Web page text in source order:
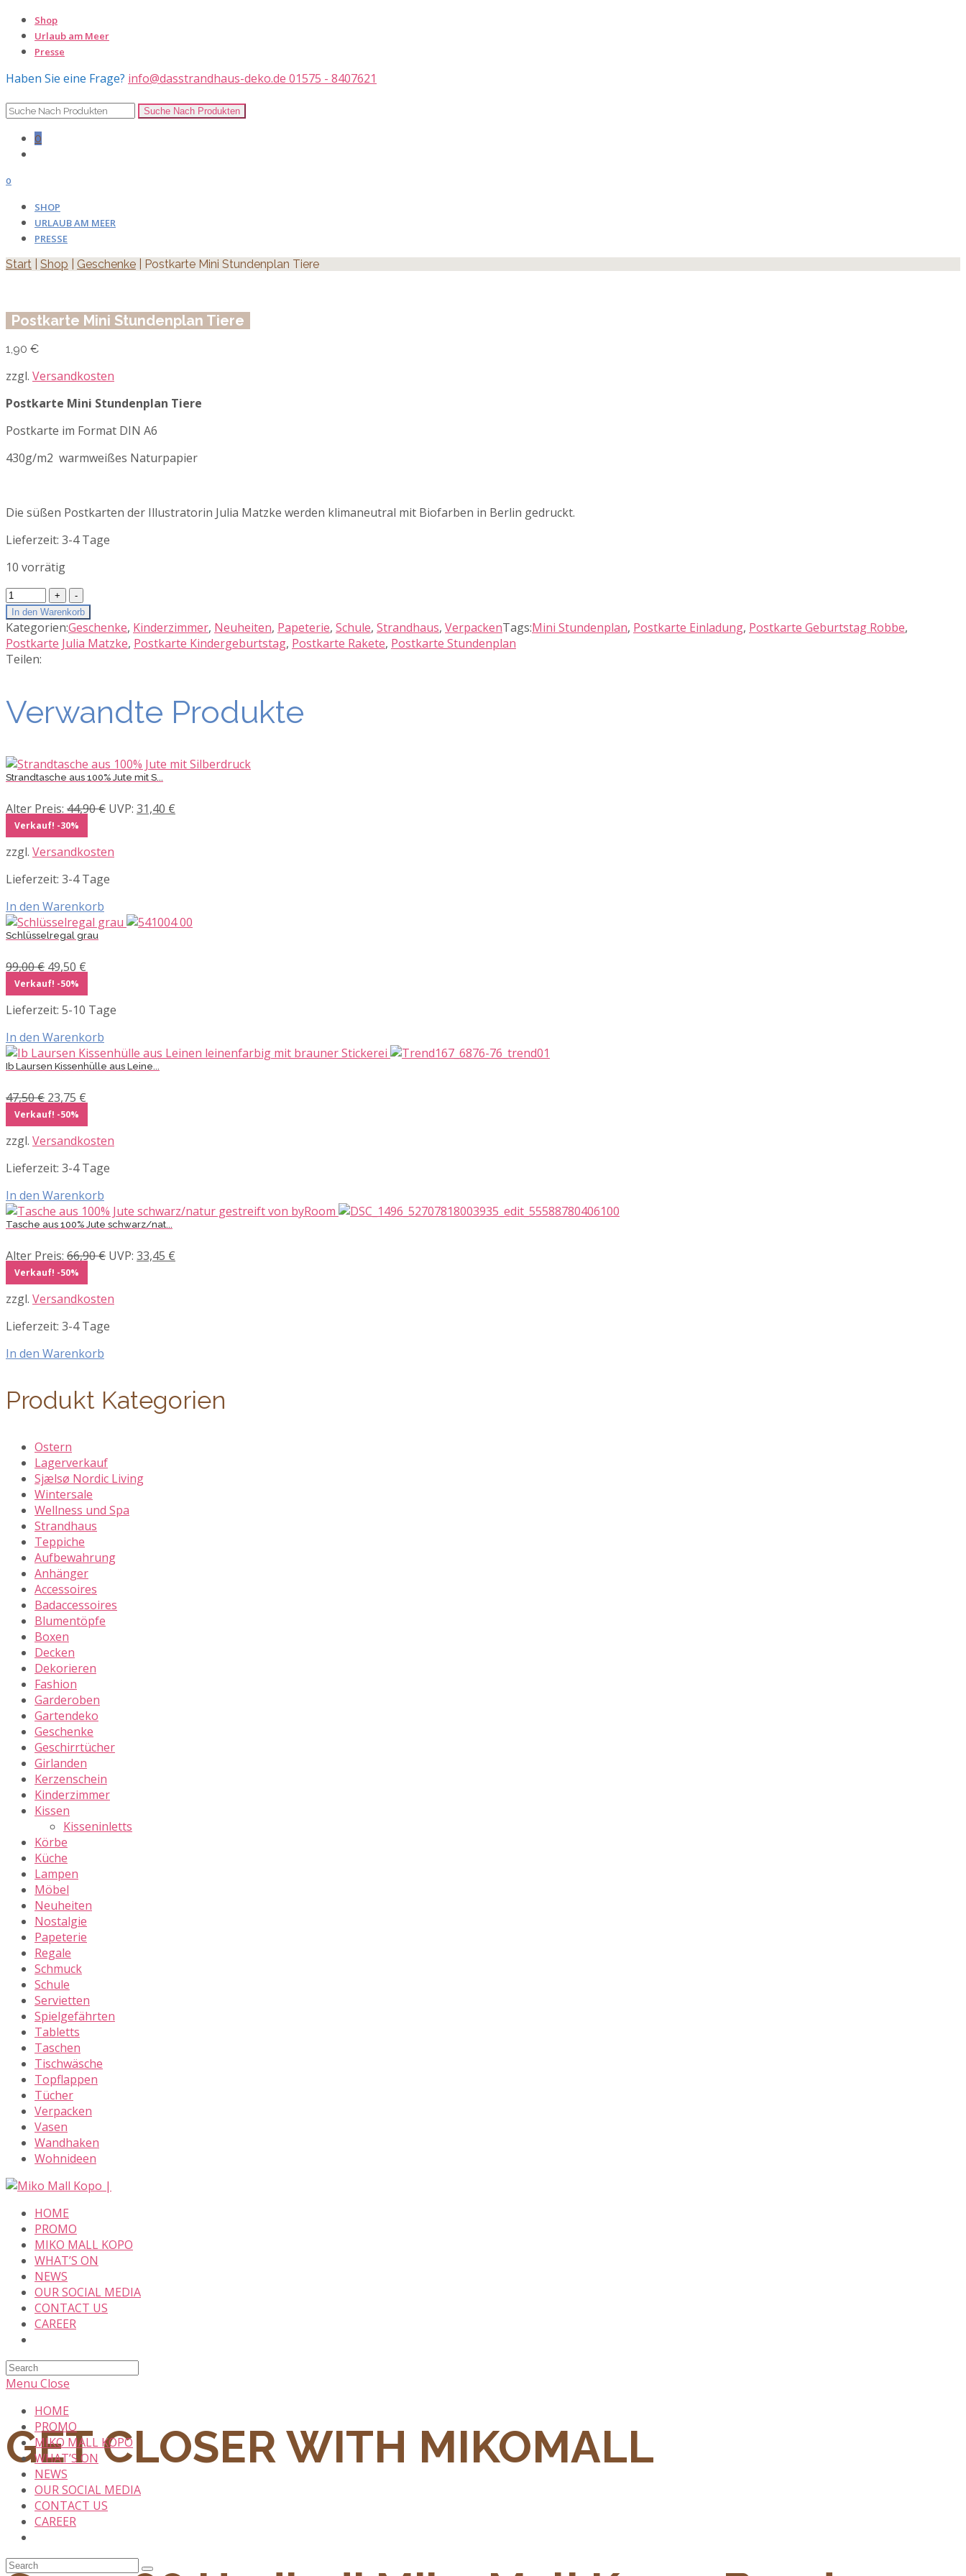
Shop
Urlaub am Meer
Presse
Haben Sie eine Frage? info@dasstrandhaus-deko.de 01575 - 8407621
0
0
SHOP
URLAUB AM MEER
PRESSE
Start Shop Geschenke | Postkarte Mini Stundenplan Tiere
Postkarte Mini Stundenplan Tiere
1,90 €
zzgl. Versandkosten
Postkarte Mini Stundenplan Tiere
Postkarte im Format DIN A6
430g/m2 warmweißes Naturpapier
Die süßen Postkarten der Illustratorin Julia Matzke werden klimaneutral mit Biofarben in Berlin gedruckt.
Lieferzeit: 3-4 Tage
10 vorrätig
Postkarte
Mini
Stundenplan
Tiere
Menge
In den Warenkorb
Kategorien:Geschenke, Kinderzimmer, Neuheiten, Papeterie, Schule, Strandhaus, VerpackenTags:Mini Stundenplan, Postkarte Einladung, Postkarte Geburtstag Robbe,
Postkarte Julia Matzke, Postkarte Kindergeburtstag, Postkarte Rakete, Postkarte Stundenplan
Teilen:
Verwandte Produkte
Strandtasche aus 100% Jute mit S...
Alter Preis: 44,90€ Ursprünglicher
44,90 €
UVP: 31,40 €
Verkauf! -30%
zzgl. Versandkosten
Lieferzeit: 3-4 Tage
In den Warenkorb
Schlüsselregal grau
99,00€ Ursprünglicher
Preis
war:
99,00 €
49,50 €
ist:
49,50 €.
Verkauf! -50%
Lieferzeit: 5-10 Tage
In den Warenkorb
Ib Laursen Kissenhülle aus Leine...
47,50€ Ursprünglicher
Preis
war:
47,50 €
23,75 €
ist:
23,75 €.
Verkauf! -50%
zzgl. Versandkosten
Lieferzeit: 3-4 Tage
In den Warenkorb
Tasche aus 100% Jute schwarz/nat...
Alter Preis: 66,90€ Ursprünglicher
66,90 €
UVP: 33,45 €
Verkauf! -50%
zzgl. Versandkosten
Lieferzeit: 3-4 Tage
In den Warenkorb
Produkt Kategorien
Ostern
Lagerverkauf
Sjælsø Nordic Living
Wintersale
Wellness und Spa
Strandhaus
Teppiche
Aufbewahrung
Anhänger
Accessoires
Badaccessoires
Blumentöpfe
Boxen
Decken
Dekorieren
Fashion
Garderoben
Gartendeko
Geschenke
Geschirrtücher
Girlanden
Kerzenschein
Kinderzimmer
Kissen
Kisseninletts
Körbe
Küche
Lampen
Möbel
Neuheiten
Nostalgie
Papeterie
Regale
Schmuck
Schule
Servietten
Spielgefährten
Tabletts
Taschen
Tischwäsche
Topflappen
Tücher
Verpacken
Vasen
Wandhaken
Wohnideen
Skip
contentHOME
PROMO
MIKO MALL KOPO
WHAT’S ON
NEWS
OUR SOCIAL MEDIA
CONTACT US
CAREER
Search
this
Menu Close
HOME
PROMO
MIKO MALL KOPO
WHAT’S ON
NEWS
OUR SOCIAL MEDIA
CONTACT US
CAREER
GET CLOSER WITH MIKOMALL